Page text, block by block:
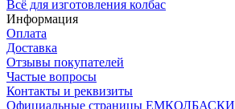
Всё для изготовления колбас
Информация
Оплата
Доставка
Отзывы покупателей
Частые вопросы
Контакты и реквизиты
Официальные страницы ЕМКОЛБАСКИ